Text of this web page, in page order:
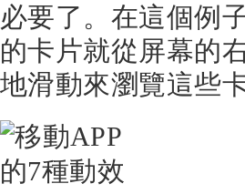
必要了。在這個例
的卡片就從屏幕的
地滑動來瀏覽這些